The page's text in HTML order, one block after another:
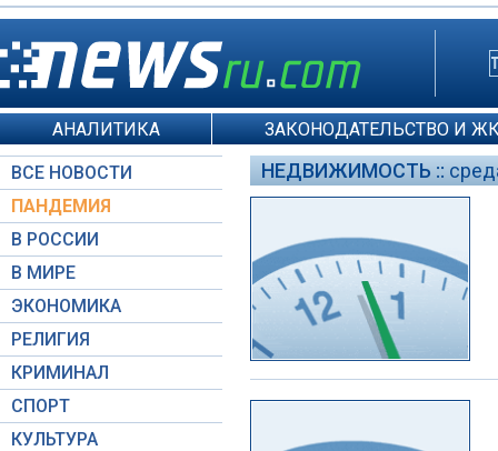
АНАЛИТИКА ЗАКОНОДАТЕЛЬСТВО И
ВСЕ НОВОСТИ
ПАНДЕМИЯ
В РОССИИ
В МИРЕ
ЭКОНОМИКА
РЕЛИГИЯ
КРИМИНАЛ
СПОРТ
КУЛЬТУРА
НЕДВИЖИМОСТЬ ::